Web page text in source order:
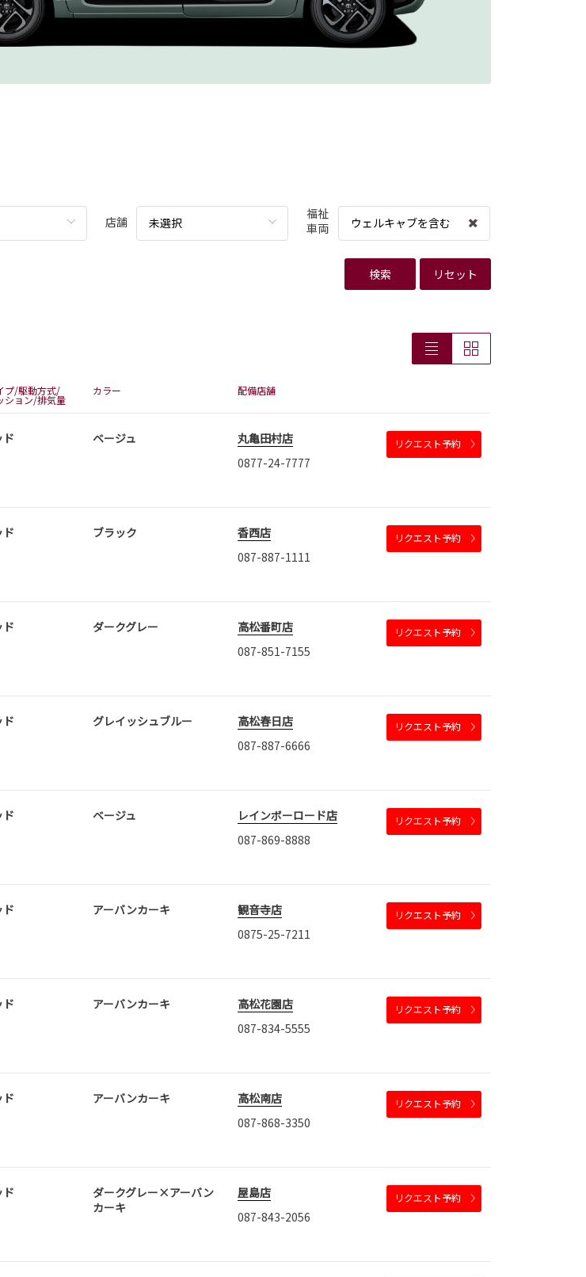
店舗 未選択
福祉
車両
ウェルキャブを含む
検索 リセット
プ/駆動方式/
ション/排気量
カラー 配備店舗
ベージュ
丸亀田村店
0877-24-7777
リクエスト予約
ブラック
香西店
087-887-1111
リクエスト予約
ダークグレー
高松番町店
087-851-7155
リクエスト予約
グレイッシュブルー
高松春日店
087-887-6666
リクエスト予約
ベージュ
レインボーロード店
087-869-8888
リクエスト予約
アーバンカーキ
観音寺店
0875-25-7211
リクエスト予約
アーバンカーキ
高松花園店
087-834-5555
リクエスト予約
アーバンカーキ
高松南店
087-868-3350
リクエスト予約
ダークグレー×アーバン
カーキ
屋島店
087-843-2056
リクエスト予約